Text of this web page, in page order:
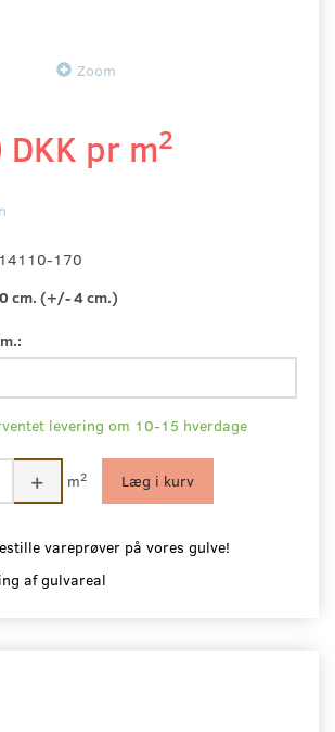
Zoom
pr m2
14110-170
cm. (+/- 4 cm.)
levering om 10-15 hverdage
m2 Læg i kurv
vareprøver på vores gulve!
af gulvareal